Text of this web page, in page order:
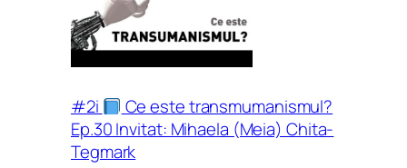
#2i​
Ce este transmumanismul?
Ep.30 Invitat: Mihaela (Meia) Chita-
Tegmark